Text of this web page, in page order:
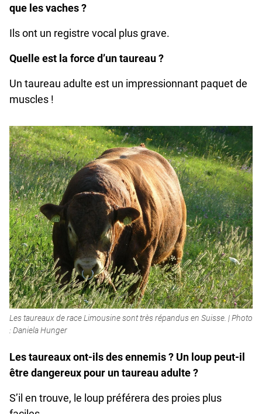
que les vaches ?
Ils ont un registre vocal plus grave.
Quelle est la force d’un taureau ?
Un taureau adulte est un impressionnant paquet de
muscles !
Les taureaux de race Limousine sont très répandus en Suisse. | Photo
: Daniela Hunger
Les taureaux ont-ils des ennemis ? Un loup peut-il
être dangereux pour un taureau adulte ?
S’il en trouve, le loup préférera des proies plus